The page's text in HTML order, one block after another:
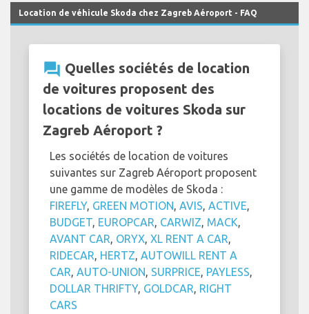
Location de véhicule Skoda chez Zagreb Aéroport - FAQ
question_answer Quelles sociétés de location
de voitures proposent des
locations de voitures Skoda sur
Zagreb Aéroport ?
Les sociétés de location de voitures
suivantes sur Zagreb Aéroport proposent
une gamme de modèles de Skoda :
FIREFLY, GREEN MOTION, AVIS, ACTIVE,
BUDGET, EUROPCAR, CARWIZ, MACK,
AVANT CAR, ORYX, XL RENT A CAR,
RIDECAR, HERTZ, AUTOWILL RENT A
CAR, AUTO-UNION, SURPRICE, PAYLESS,
DOLLAR THRIFTY, GOLDCAR, RIGHT
CARS